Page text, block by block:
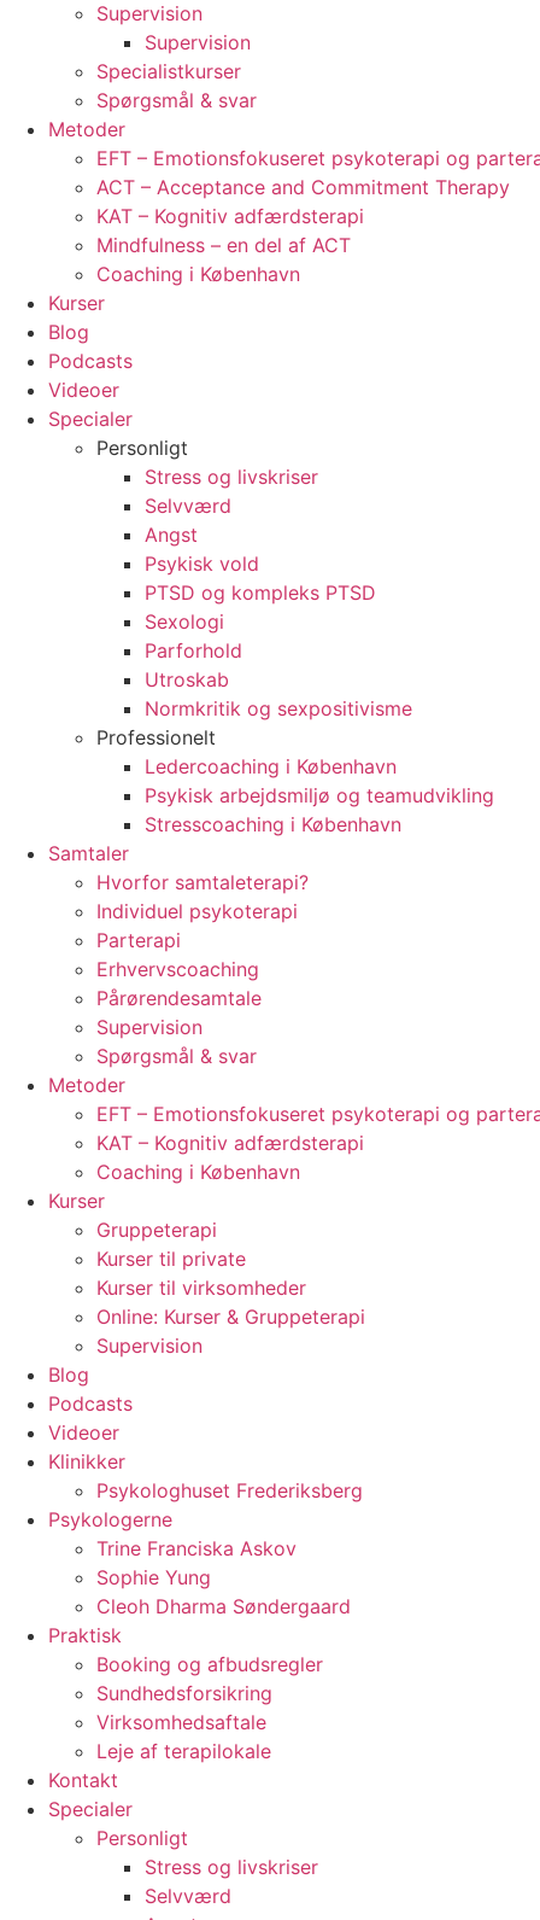
Supervision
Supervision
Specialistkurser
Spørgsmål & svar
Metoder
EFT – Emotionsfokuseret psykoterapi og
ACT – Acceptance and Commitment Therapy
KAT – Kognitiv adfærdsterapi
Mindfulness – en del af ACT
Coaching i København
Kurser
Blog
Podcasts
Videoer
Specialer
Personligt
Stress og livskriser
Selvværd
Angst
Psykisk vold
PTSD og kompleks PTSD
Sexologi
Parforhold
Utroskab
Normkritik og sexpositivisme
Professionelt
Ledercoaching i København
Psykisk arbejdsmiljø og teamudvikling
Stresscoaching i København
Samtaler
Hvorfor samtaleterapi?
Individuel psykoterapi
Parterapi
Erhvervscoaching
Pårørendesamtale
Supervision
Spørgsmål & svar
Metoder
EFT – Emotionsfokuseret psykoterapi og
KAT – Kognitiv adfærdsterapi
Coaching i København
Kurser
Gruppeterapi
Kurser til private
Kurser til virksomheder
Online: Kurser & Gruppeterapi
Supervision
Blog
Podcasts
Videoer
Klinikker
Psykologhuset Frederiksberg
Psykologerne
Trine Franciska Askov
Sophie Yung
Cleoh Dharma Søndergaard
Praktisk
Booking og afbudsregler
Sundhedsforsikring
Virksomhedsaftale
Leje af terapilokale
Kontakt
Specialer
Personligt
Stress og livskriser
Selvværd